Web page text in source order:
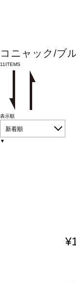
コニャック/ブ
11 ITEMS
表示順
新着順
▼